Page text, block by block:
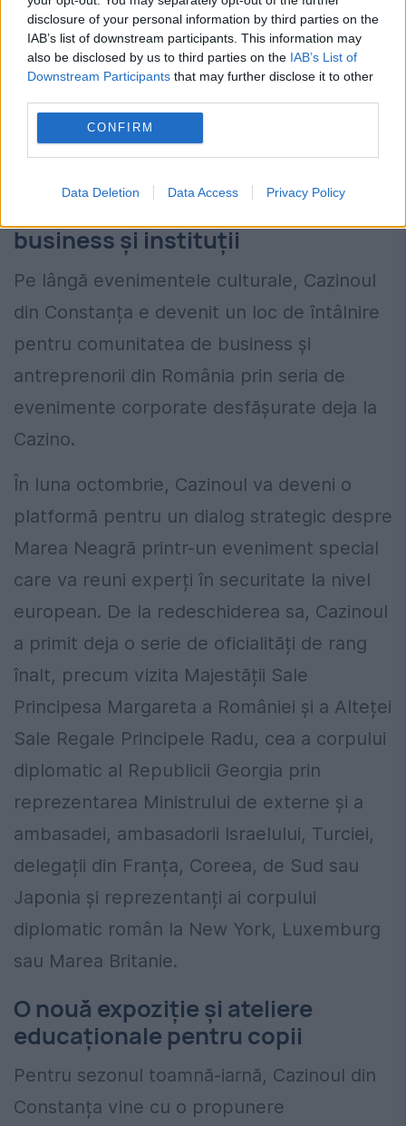
disclosure of your personal information by third parties on the
IAB’s list of downstream participants. This information may
also be disclosed by us to third parties on the IAB’s List of
Downstream Participants that may further disclose it to other
CONFIRM
Data Deletion Data Access Privacy Policy
de echipa Cazinoului la o serie de discuții
despre implicarea sa în dezvoltarea unui
festival de muzică clasică adaptat
specificului și publicului Cazinoului.”a
declarat Anamaria Mișa, director general,
business și instituții
Pe lângă evenimentele culturale, Cazinoul
din Constanța e devenit un loc de întâlnire
pentru comunitatea de business și
antreprenorii din România prin seria de
evenimente corporate desfășurate deja la
Cazino.
În luna octombrie, Cazinoul va deveni o
platformă pentru un dialog strategic despre
Marea Neagră printr-un eveniment special
care va reuni experți în securitate la nivel
european. De la redeschiderea sa, Cazinoul
a primit deja o serie de oficialități de rang
înalt, precum vizita Majestății Sale
Principesa Margareta a României și a Alteței
Sale Regale Principele Radu, cea a corpului
diplomatic al Republicii Georgia prin
reprezentarea Ministrului de externe și a
ambasadei, ambasadorii Israelului, Turciei,
delegații din Franța, Coreea, de Sud sau
Japonia și reprezentanți ai corpului
diplomatic român la New York, Luxemburg
sau Marea Britanie.
O nouă expoziție și ateliere
educaționale pentru copii
Pentru sezonul toamnă-iarnă, Cazinoul din
Constanța vine cu o propunere